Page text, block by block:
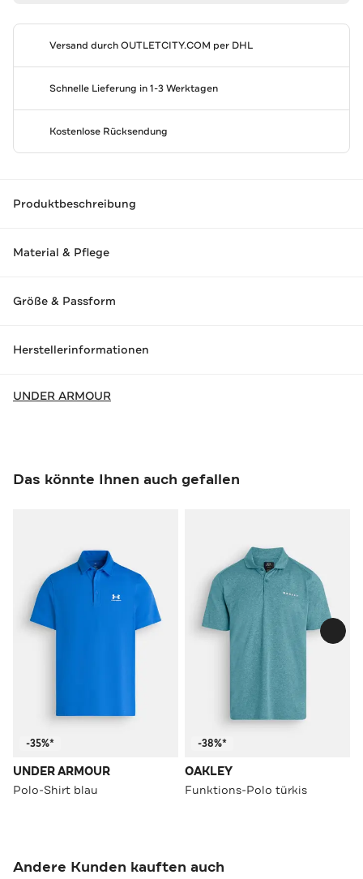
Versand durchOUTLETCITY.COM per DHL
Schnelle Lieferung in 1-3 Werktagen
Kostenlose Rücksendung
Produktbeschreibung
Material & Pflege
Größe & Passform
Herstellerinformationen
UNDER ARMOUR
Das könnte Ihnen auch gefallen
-35%*
UNDER ARMOUR
Polo-Shirt blau
-38%*
OAKLEY
Funktions-Polo türkis
Andere Kunden kauften auch